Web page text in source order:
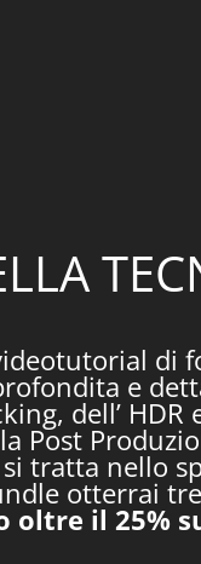
di
e
dell’ HDR
Post
tratta nello
otterrai
oltre il 25%